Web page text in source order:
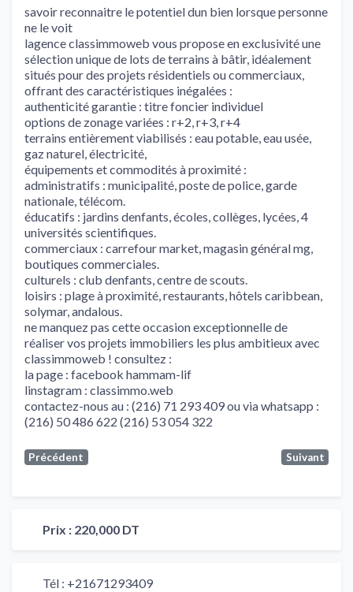
savoir reconnaitre le potentiel dun bien lorsque personne
ne le voit
lagence classimmoweb vous propose en exclusivité une
sélection unique de lots de terrains à bâtir, idéalement
situés pour des projets résidentiels ou commerciaux,
offrant des caractéristiques inégalées :
authenticité garantie : titre foncier individuel
options de zonage variées : r+2, r+3, r+4
terrains entièrement viabilisés : eau potable, eau usée,
gaz naturel, électricité,
équipements et commodités à proximité :
administratifs : municipalité, poste de police, garde
nationale, télécom.
éducatifs : jardins denfants, écoles, collèges, lycées, 4
universités scientifiques.
commerciaux : carrefour market, magasin général mg,
boutiques commerciales.
culturels : club denfants, centre de scouts.
loisirs : plage à proximité, restaurants, hôtels caribbean,
solymar, andalous.
ne manquez pas cette occasion exceptionnelle de
réaliser vos projets immobiliers les plus ambitieux avec
classimmoweb ! consultez :
la page : facebook hammam-lif
linstagram : classimmo.web
contactez-nous au : (216) 71 293 409 ou via whatsapp :
(216) 50 486 622 (216) 53 054 322
Précédent Suivant
Prix : 220,000 DT
Tél : +21671293409